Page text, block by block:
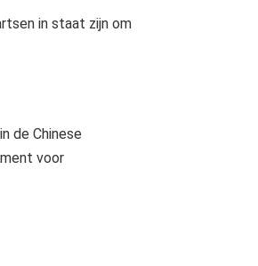
in staat zijn om
de Chinese
voor